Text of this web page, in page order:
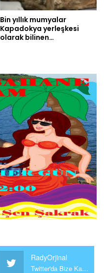
Bin yıllık mumyalar
Kapadokya yerleşkesi
olarak bilinen…
RadyOrjinal
Twitter'da Bize Katılın